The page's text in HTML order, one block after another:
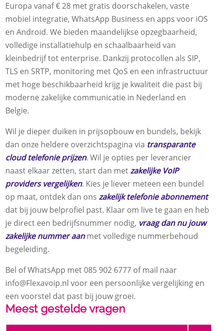
Europa vanaf € 28 met gratis doorschakelen, vaste
mobiel integratie, WhatsApp Business en apps voor iOS
en Android. We bieden maandelijkse opzegbaarheid,
volledige installatiehulp en schaalbaarheid van
kleinbedrijf tot enterprise. Dankzij protocollen als SIP,
TLS en SRTP, monitoring met QoS en een infrastructuur
met hoge beschikbaarheid krijg je kwaliteit die past bij
moderne zakelijke communicatie in Nederland en
Belgie.
Wil je dieper duiken in prijsopbouw en bundels, bekijk
dan onze heldere overzichtspagina via transparante
cloud telefonie prijzen. Wil je opties per leverancier
naast elkaar zetten, start dan metzakelijke VoIP
providers vergelijken. Kies je liever meteen een bundel
op maat, ontdek dan onszakelijk telefonie abonnement
dat bij jouw belprofiel past. Klaar om live te gaan en heb
je direct een bedrijfsnummer nodig, vraag dan nu jouw
zakelijke nummer aanmet volledige nummerbehoud
begeleiding.
Bel of WhatsApp met 085 902 6777 of mail naar
info@Flexavoip.nl voor een persoonlijke vergelijking en
een voorstel dat past bij jouw groei.
Meest gestelde vragen